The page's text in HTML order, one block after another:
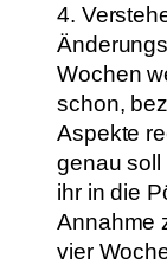
4.
Wochen
schon,
Aspekte
genau
ihr in die
Annahme
vier